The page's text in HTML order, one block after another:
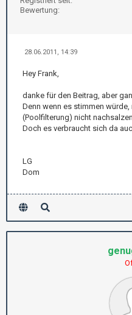
Bewertung:
28.06.2011, 14:39
Hey Frank,
danke für den Beitrag, aber
Denn wenn es stimmen
(Poolfilterung) nicht
Doch es verbraucht sich da
LG
Dom